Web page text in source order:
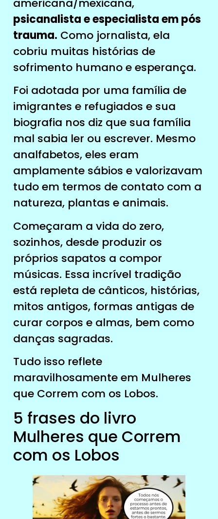
americana/mexicana,
psicanalista e especialista em pós
trauma. Como jornalista, ela
cobriu muitas histórias de
sofrimento humano e esperança.
Foi adotada por uma família de
imigrantes e refugiados e sua
biografia nos diz que sua família
mal sabia ler ou escrever. Mesmo
analfabetos, eles eram
amplamente sábios e valorizavam
tudo em termos de contato com a
natureza, plantas e animais.
Começaram a vida do zero,
sozinhos, desde produzir os
próprios sapatos a compor
músicas. Essa incrível tradição
está repleta de cânticos, histórias,
mitos antigos, formas antigas de
curar corpos e almas, bem como
danças sagradas.
Tudo isso reflete
maravilhosamente em Mulheres
que Correm com os Lobos.
5 frases do livro
Mulheres que Correm
com os Lobos